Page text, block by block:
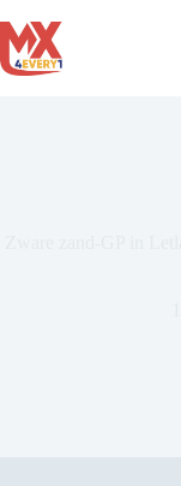
naar
de
inhoud